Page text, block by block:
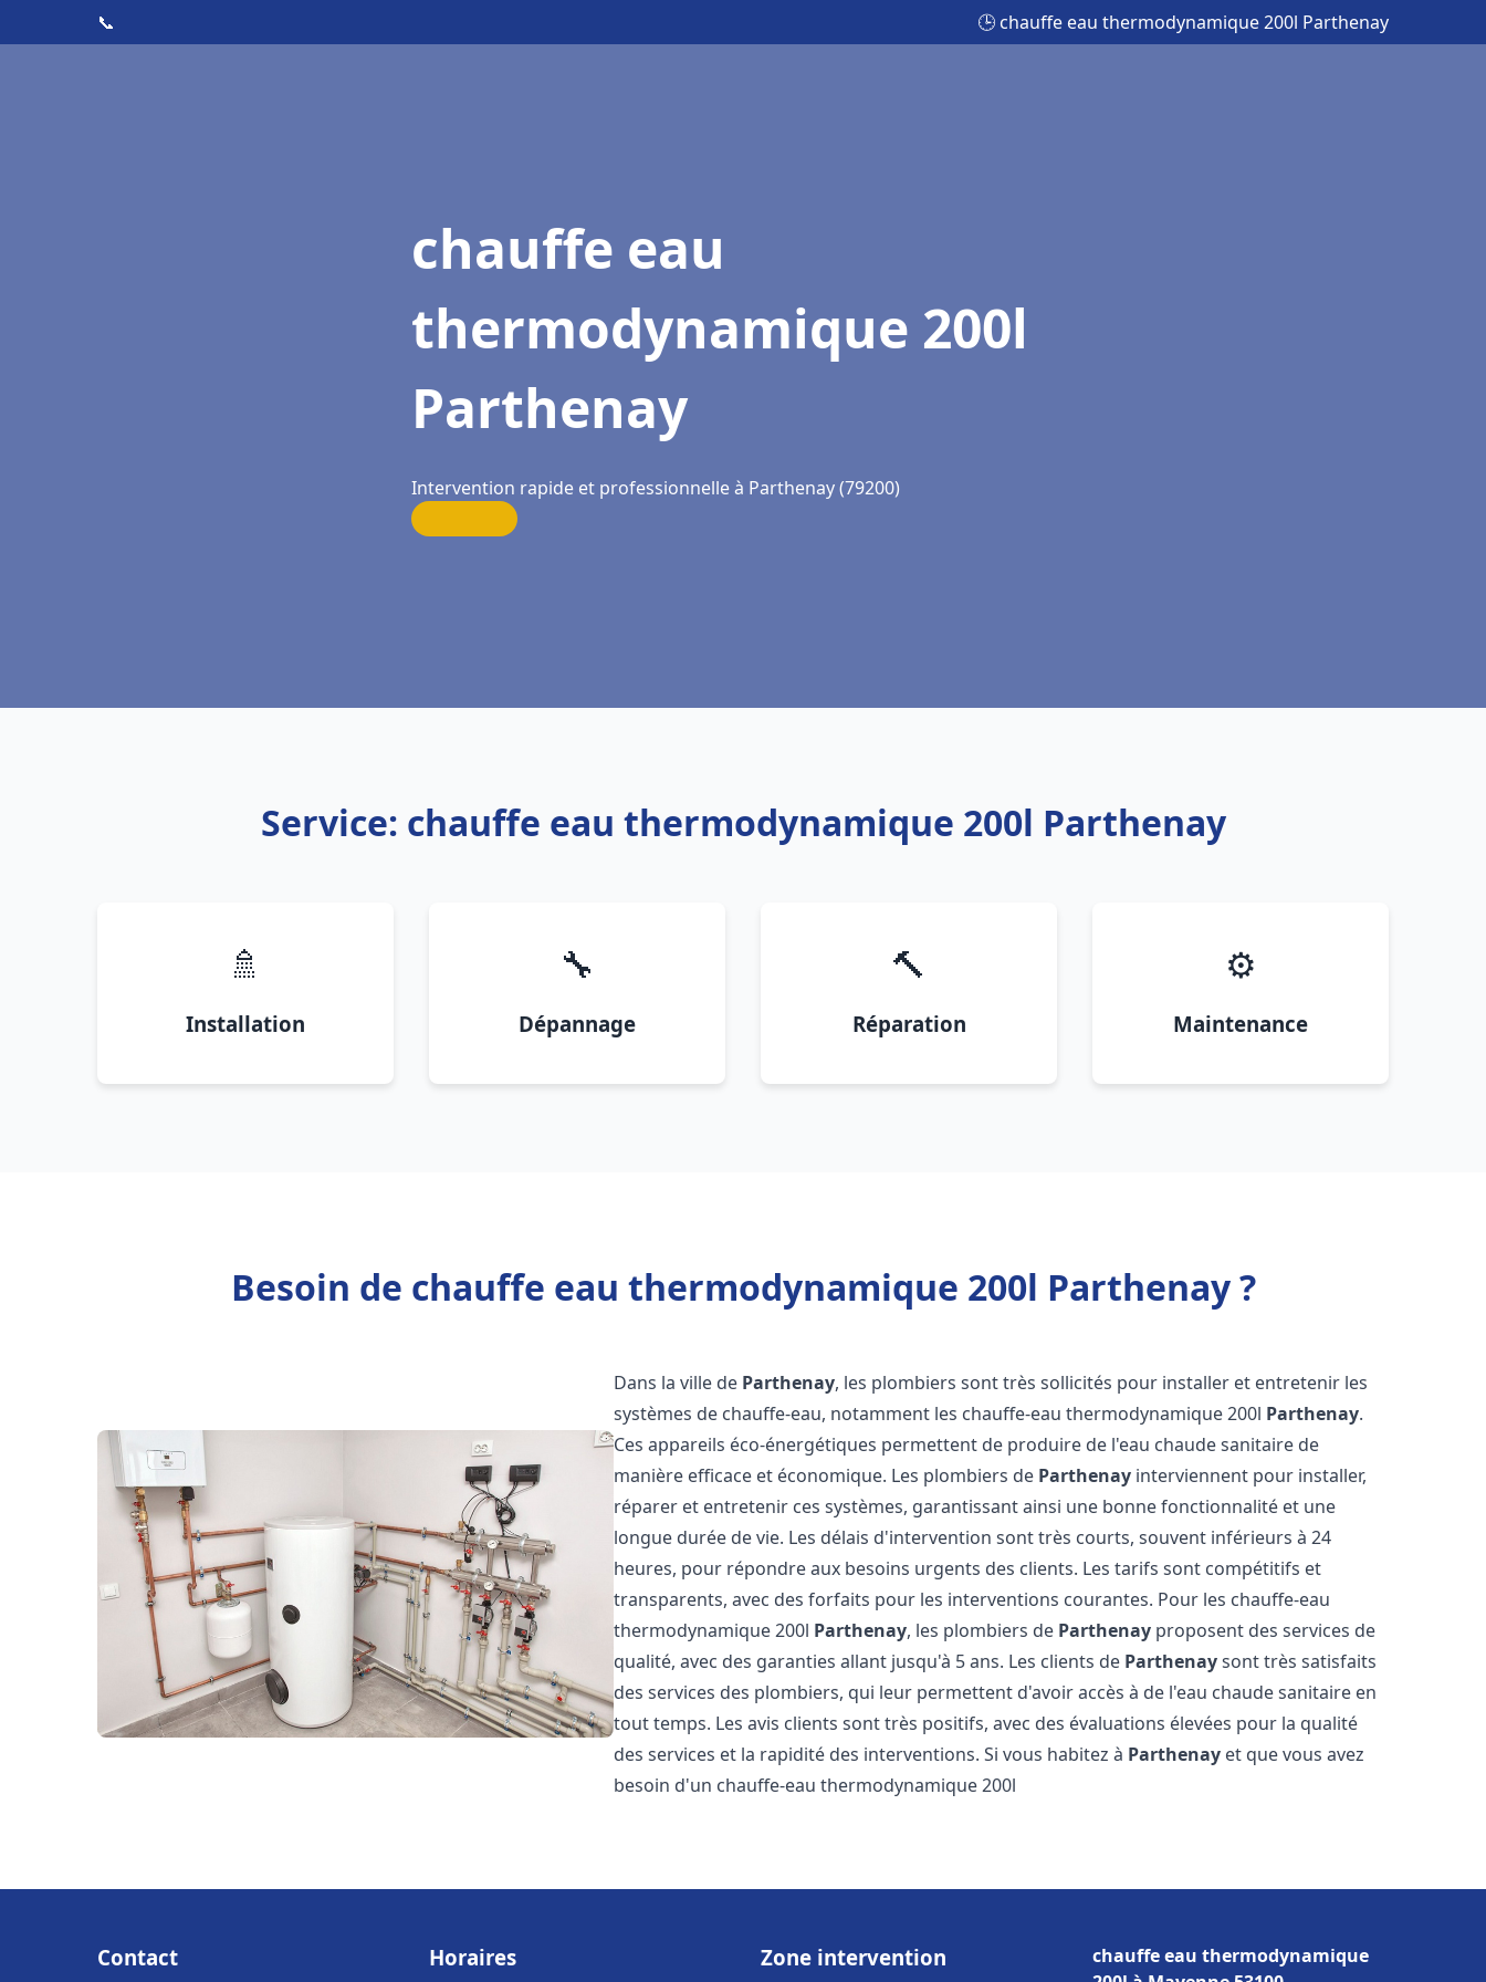
📞 🕒 chauffe eau thermodynamique 200l Parthenay
chauffe eau
thermodynamique 200l
Parthenay
Intervention rapide et professionnelle à Parthenay (79200)
Service: chauffe eau thermodynamique 200l Parthenay
🚿
Installation
🔧
Dépannage
🔨
Réparation
⚙️
Maintenance
Besoin de chauffe eau thermodynamique 200l Parthenay ?
Dans la ville de Parthenay, les plombiers sont très sollicités pour installer et entretenir les
systèmes de chauffe-eau, notamment les chauffe-eau thermodynamique 200l Parthenay.
Ces appareils éco-énergétiques permettent de produire de l'eau chaude sanitaire de
manière efficace et économique. Les plombiers de Parthenay interviennent pour installer,
réparer et entretenir ces systèmes, garantissant ainsi une bonne fonctionnalité et une
longue durée de vie. Les délais d'intervention sont très courts, souvent inférieurs à 24
heures, pour répondre aux besoins urgents des clients. Les tarifs sont compétitifs et
transparents, avec des forfaits pour les interventions courantes. Pour les chauffe-eau
thermodynamique 200l Parthenay, les plombiers de Parthenay proposent des services de
qualité, avec des garanties allant jusqu'à 5 ans. Les clients de Parthenaysont très satisfaits
des services des plombiers, qui leur permettent d'avoir accès à de l'eau chaude sanitaire en
tout temps. Les avis clients sont très positifs, avec des évaluations élevées pour la qualité
des services et la rapidité des interventions. Si vous habitez à Parthenay et que vous avez
besoin d'un chauffe-eau thermodynamique 200l
Contact Horaires Zone intervention
chauffe eau thermodynamique